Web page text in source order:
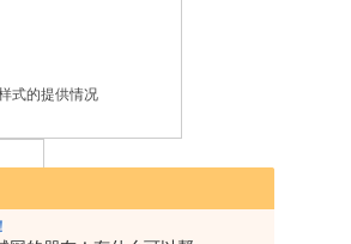
式的提供情况